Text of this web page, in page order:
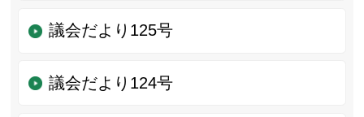
議会だより125号
議会だより124号